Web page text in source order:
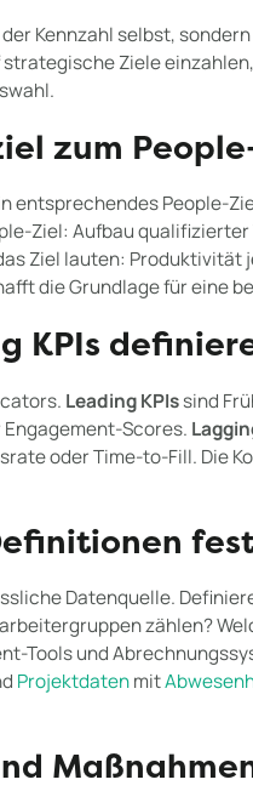
Kennzahl selbst,
Ziele
zum
entsprechendes People-
Ziel: Aufbau
Ziel lauten: Produktivität
die Grundlage für eine
KPIs
Leading KPIssind
Scores.
oder Time-to-Fill. Die
Datenquelle.
zählen?
Tools und
Projektdatenmit